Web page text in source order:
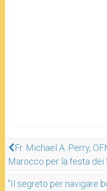
Fr. Michael A. Perry,
Marocco per la festa
"Il segreto per navigare